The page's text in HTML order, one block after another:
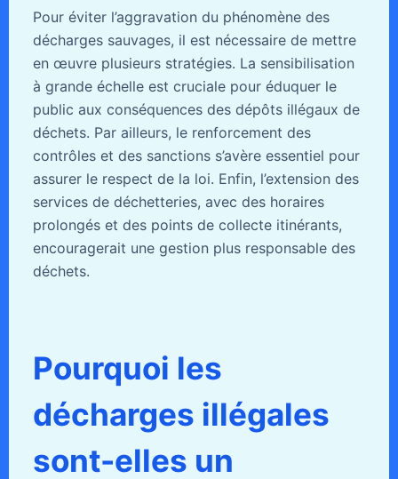
Pour éviter l’aggravation du phénomène des
décharges sauvages, il est nécessaire de mettre
en œuvre plusieurs stratégies. La sensibilisation
à grande échelle est cruciale pour éduquer le
public aux conséquences des dépôts illégaux de
déchets. Par ailleurs, le renforcement des
contrôles et des sanctions s’avère essentiel pour
assurer le respect de la loi. Enfin, l’extension des
services de déchetteries, avec des horaires
prolongés et des points de collecte itinérants,
encouragerait une gestion plus responsable des
déchets.
Pourquoi les
décharges illégales
sont-elles un